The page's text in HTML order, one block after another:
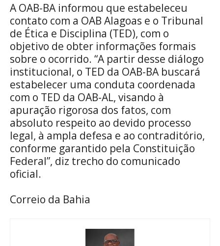
A OAB-BA informou que estabeleceu
contato com a OAB Alagoas e o Tribunal
de Ética e Disciplina (TED), com o
objetivo de obter informações formais
sobre o ocorrido. “A partir desse diálogo
institucional, o TED da OAB-BA buscará
estabelecer uma conduta coordenada
com o TED da OAB-AL, visando à
apuração rigorosa dos fatos, com
absoluto respeito ao devido processo
legal, à ampla defesa e ao contraditório,
conforme garantido pela Constituição
Federal”, diz trecho do comunicado
oficial.
Correio da Bahia